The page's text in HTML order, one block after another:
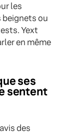
les
beignets ou
Yext
en même
ses
sentent
des